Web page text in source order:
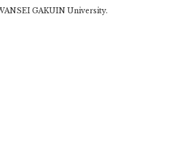
GAKUIN University.